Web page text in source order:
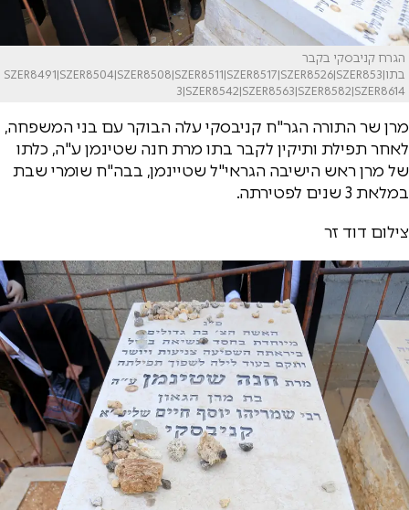
הגרח קניבסקי בקבר
בתו|SZER8491|SZER8504|SZER8508|SZER8511|SZER8517|SZER8526|SZER853
3|SZER8542|SZER8563|SZER8582|SZER8614
מרן שר התורה הגר"ח קניבסקי עלה הבוקר עם בני המשפחה,
לאחר תפילת ותיקין לקבר בתו מרת חנה שטינמן ע"ה, כלתו
של מרן ראש הישיבה הגראי"ל שטיינמן, בבה"ח שומרי שבת
במלאת 3 שנים לפטירתה.
​צילום דוד זר​